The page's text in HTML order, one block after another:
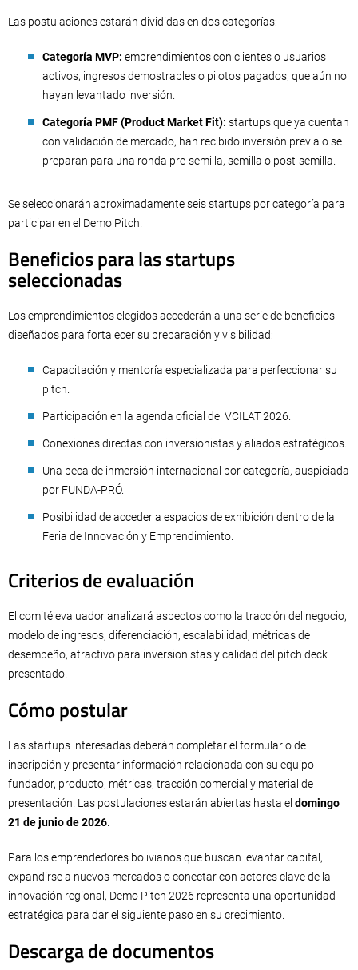
Las postulaciones estarán divididas en dos categorías:
Categoría MVP: emprendimientos con clientes o usuarios
activos, ingresos demostrables o pilotos pagados, que aún no
hayan levantado inversión.
Categoría PMF (Product Market Fit): startups que ya cuentan
con validación de mercado, han recibido inversión previa o se
preparan para una ronda pre-semilla, semilla o post-semilla.
Se seleccionarán aproximadamente seis startups por categoría para
participar en el Demo Pitch.
Beneficios para las startups
seleccionadas
Los emprendimientos elegidos accederán a una serie de beneficios
diseñados para fortalecer su preparación y visibilidad:
Capacitación y mentoría especializada para perfeccionar su
pitch.
Participación en la agenda oficial del VCILAT 2026.
Conexiones directas con inversionistas y aliados estratégicos.
Una beca de inmersión internacional por categoría, auspiciada
por FUNDA-PRÓ.
Posibilidad de acceder a espacios de exhibición dentro de la
Feria de Innovación y Emprendimiento.
Criterios de evaluación
El comité evaluador analizará aspectos como la tracción del negocio,
modelo de ingresos, diferenciación, escalabilidad, métricas de
desempeño, atractivo para inversionistas y calidad del pitch deck
presentado.
Cómo postular
Las startups interesadas deberán completar el formulario de
inscripción y presentar información relacionada con su equipo
fundador, producto, métricas, tracción comercial y material de
presentación. Las postulaciones estarán abiertas hasta el domingo
21 de junio de 2026
Para los emprendedores bolivianos que buscan levantar capital,
expandirse a nuevos mercados o conectar con actores clave de la
innovación regional, Demo Pitch 2026 representa una oportunidad
estratégica para dar el siguiente paso en su crecimiento.
Descarga de documentos